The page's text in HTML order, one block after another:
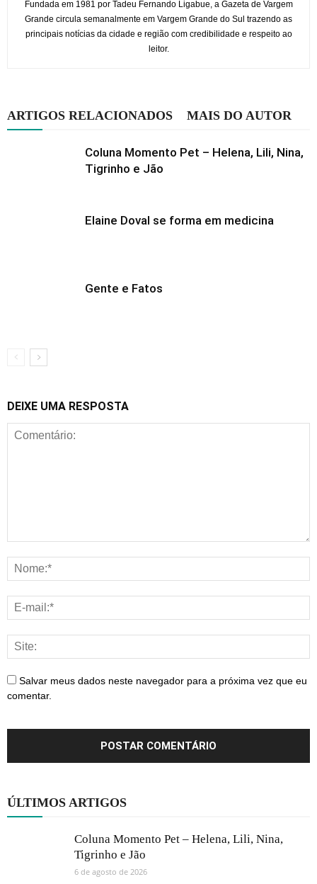
Fundada em 1981 por Tadeu Fernando Ligabue, a Gazeta de Vargem
Grande circula semanalmente em Vargem Grande do Sul trazendo as
principais notícias da cidade e região com credibilidade e respeito ao
leitor.
ARTIGOS RELACIONADOS MAIS DO AUTOR
Coluna Momento Pet – Helena, Lili, Nina,
Tigrinho e Jão
Elaine Doval se forma em medicina
Gente e Fatos
DEIXE UMA RESPOSTA
Salvar meus dados neste navegador para a próxima vez que eu
comentar.
ÚLTIMOS ARTIGOS
Coluna Momento Pet – Helena, Lili, Nina,
Tigrinho e Jão
6 de agosto de 2026